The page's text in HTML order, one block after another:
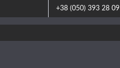
+38 (050) 393 28 09